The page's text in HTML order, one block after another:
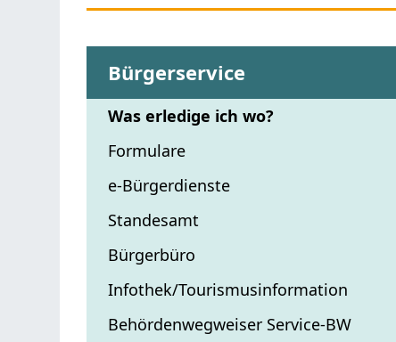
Bürgerservice
Was erledige ich wo?
Formulare
e-Bürgerdienste
Standesamt
Bürgerbüro
Infothek/Tourismusinformation
Behördenwegweiser Service-BW